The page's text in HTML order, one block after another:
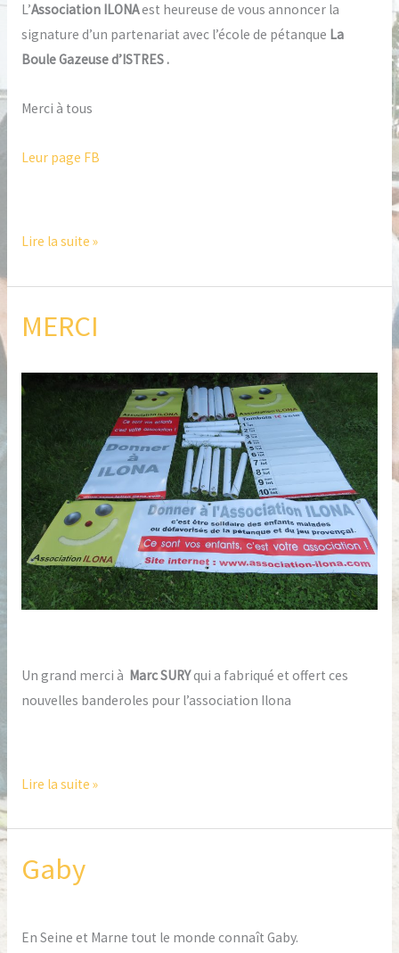
L’Association ILONAest heureuse de vous annoncer la
signature d’un partenariat avec l’école de pétanque La
Boule Gazeuse d’ISTRES .
Merci à tous
Leur page FB
Lire la suite »
MERCI
Un grand merci à Marc SURYqui a fabriqué et offert ces
nouvelles banderoles pour l’association Ilona
MERCI
Lire la suite »
Gaby
En Seine et Marne tout le monde connaît Gaby.
Gaby